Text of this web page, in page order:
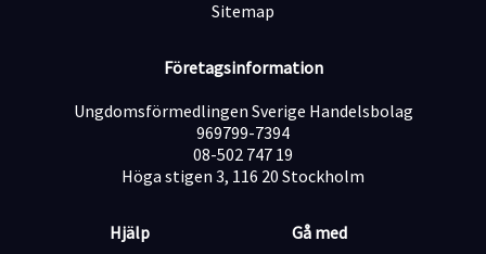
Sitemap
Företagsinformation
Ungdomsförmedlingen Sverige Handelsbolag
969799-7394
08-502 747 19
Höga stigen 3, 116 20 Stockholm
Hjälp
Gå med